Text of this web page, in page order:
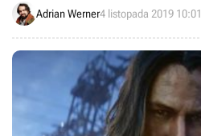
Adrian Werner4 listopada 2019 10:01